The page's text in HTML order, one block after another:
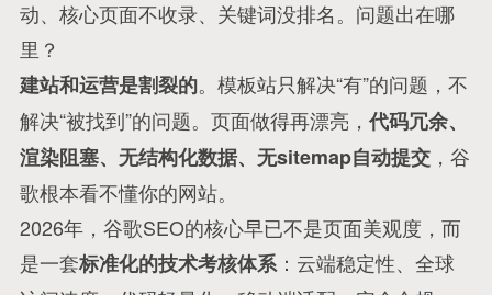
动、核心页面不收录、关键词没排名。问题出在哪
里？
建站和运营是割裂的。模板站只解决“有”的问题，不
解决“被找到”的问题。页面做得再漂亮， 代码冗余、
渲染阻塞、无结构化数据、无sitemap自动提交，谷
歌根本看不懂你的网站。
2026年，谷歌SEO的核心早已不是页面美观度，而
是一套标准化的技术考核体系：云端稳定性、全球